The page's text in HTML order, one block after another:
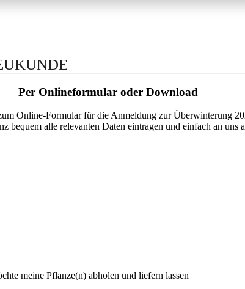
Per Onlineformular oder Download
Online-Formular für die Anmeldung zur Überwinterung
bequem alle relevanten Daten eintragen und einfach an uns
meine Pflanze(n) abholen und liefern lassen